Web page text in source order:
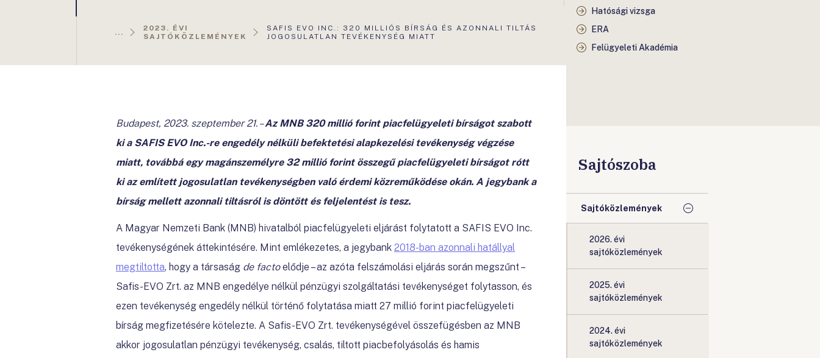
...
2023. ÉVI
SAJTÓKÖZLEMÉNYEK
AKTUÁLIS
OLDAL:
SAFIS EVO INC.: 320 MILLIÓS BÍRSÁG ÉS AZONNALI TILTÁS
JOGOSULATLAN TEVÉKENYSÉG MIATT
Hatósági vizsga
ERA
Felügyeleti Akadémia
Budapest, 2023. szeptember 21. –Az MNB 320 millió forint piacfelügyeleti bírságot szabott
ki a SAFIS EVO Inc.-re engedély nélküli befektetési alapkezelési tevékenység végzése
miatt, továbbá egy magánszemélyre 32 millió forint összegű piacfelügyeleti bírságot rótt
ki az említett jogosulatlan tevékenységben való érdemi közreműködése okán. A jegybank a
bírság mellett azonnali tiltásról is döntött és feljelentést is tesz.
A Magyar Nemzeti Bank (MNB) hivatalból piacfelügyeleti eljárást folytatott a SAFIS EVO Inc.
tevékenységének áttekintésére. Mint emlékezetes, a jegybank 2018-ban azonnali hatállyal
megtiltotta, hogy a társaság de factoelődje – az azóta felszámolási eljárás során megszűnt –
Safis-EVO Zrt. az MNB engedélye nélkül pénzügyi szolgáltatási tevékenységet folytasson, és
ezen tevékenység engedély nélkül történő folytatása miatt 27 millió forint piacfelügyeleti
bírság megfizetésére kötelezte. A Safis-EVO Zrt. tevékenységével összefügésben az MNB
akkor jogosulatlan pénzügyi tevékenység, csalás, tiltott piacbefolyásolás és hamis
Sajtószoba
Sajtóközlemények
2026. évi
sajtóközlemények
2025. évi
sajtóközlemények
2024. évi
sajtóközlemények